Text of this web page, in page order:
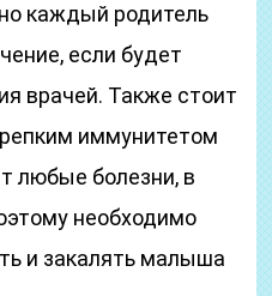
каждый родитель
если будет
врачей. Также стоит
иммунитетом
любые болезни, в
необходимо
и закалять малыша